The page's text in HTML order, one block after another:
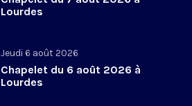
Lourdes
Jeudi 6 août 2026
Chapelet du 6 août 2026 à
Lourdes